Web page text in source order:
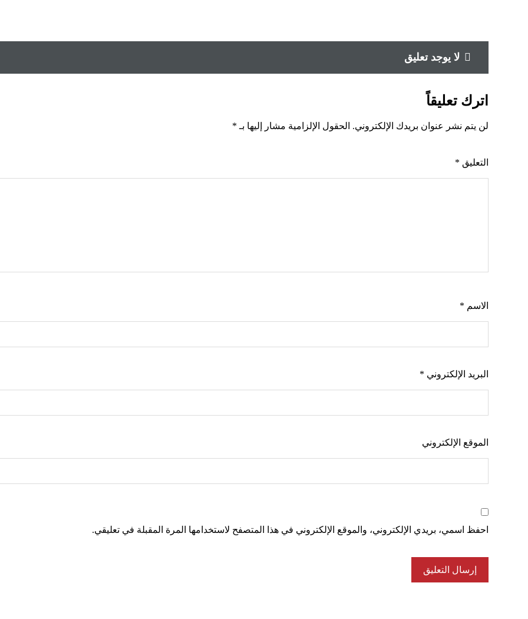
لا يوجد تعليق
اترك تعليقاً
لن يتم نشر عنوان بريدك الإلكتروني. الحقول الإلزامية مشار إليها بـ *
التعليق *
الاسم *
البريد الإلكتروني *
الموقع الإلكتروني
احفظ اسمي، بريدي الإلكتروني، والموقع الإلكتروني في هذا المتصفح لاستخدامها المرة المقبلة في تعليقي.